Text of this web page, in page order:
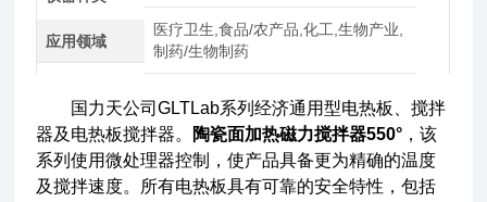
应用领域
医疗卫生,食品/农产品,化工,生物产业,
制药/生物制药
国力天公司GLTLab系列经济通用型电热板、搅拌
器及电热板搅拌器。 陶瓷面加热磁力搅拌器550° ，该
系列使用微处理器控制，使产品具备更为精确的温度
及搅拌速度。所有电热板具有可靠的安全特性，包括